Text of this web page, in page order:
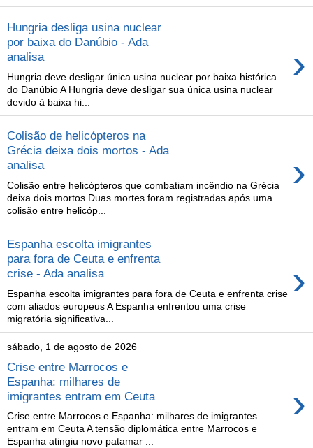
Hungria desliga usina nuclear
por baixa do Danúbio - Ada
analisa
›
Hungria deve desligar única usina nuclear por baixa histórica
do Danúbio A Hungria deve desligar sua única usina nuclear
devido à baixa hi...
Colisão de helicópteros na
Grécia deixa dois mortos - Ada
analisa
›
Colisão entre helicópteros que combatiam incêndio na Grécia
deixa dois mortos Duas mortes foram registradas após uma
colisão entre helicóp...
Espanha escolta imigrantes
para fora de Ceuta e enfrenta
crise - Ada analisa
›
Espanha escolta imigrantes para fora de Ceuta e enfrenta crise
com aliados europeus A Espanha enfrentou uma crise
migratória significativa...
sábado, 1 de agosto de 2026
Crise entre Marrocos e
Espanha: milhares de
imigrantes entram em Ceuta
›
Crise entre Marrocos e Espanha: milhares de imigrantes
entram em Ceuta A tensão diplomática entre Marrocos e
Espanha atingiu novo patamar ...